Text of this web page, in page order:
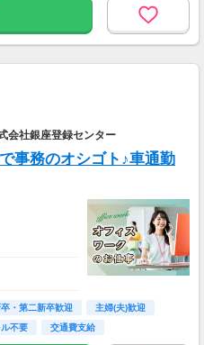
会社銀座登録センター
事務のオシゴト♪車通勤
・第二新卒歓迎
主婦(夫)歓迎
不要 交通費支給